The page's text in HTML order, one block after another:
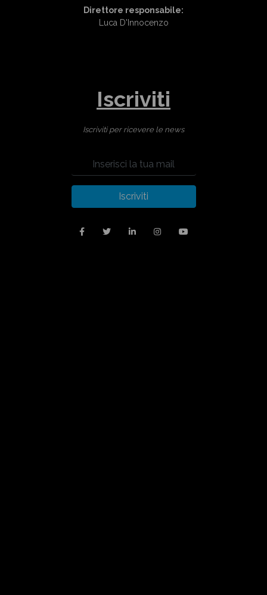
Direttore responsabile:
Luca D'Innocenzo
Iscriviti
Iscriviti per ricevere le news
Iscriviti